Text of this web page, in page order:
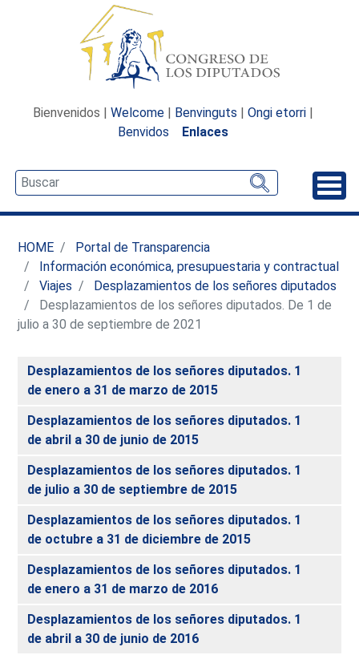
Bienvenidos | Welcome | Benvinguts | Ongi etorri |
Benvidos
Enlaces
HOME
Portal de Transparencia
Información económica, presupuestaria y contractual
Viajes
Desplazamientos de los señores diputados
Desplazamientos de los señores diputados. De 1 de
julio a 30 de septiembre de 2021
Desplazamientos de los señores diputados. 1
de enero a 31 de marzo de 2015
Desplazamientos de los señores diputados. 1
de abril a 30 de junio de 2015
Desplazamientos de los señores diputados. 1
de julio a 30 de septiembre de 2015
Desplazamientos de los señores diputados. 1
de octubre a 31 de diciembre de 2015
Desplazamientos de los señores diputados. 1
de enero a 31 de marzo de 2016
Desplazamientos de los señores diputados. 1
de abril a 30 de junio de 2016